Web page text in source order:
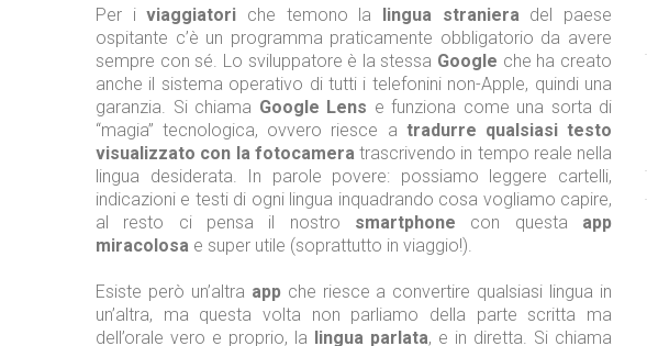
Per iviaggiatori che temono la lingua stranieradel paese
ospitante c’è un programma praticamente obbligatorio da avere
sempre con sé. Lo sviluppatore è la stessa Google che ha creato
anche il sistema operativo di tutti i telefonini non-Apple, quindi una
garanzia. Si chiama Google Lens e funziona come una sorta di
“magia” tecnologica, ovvero riesce a tradurre qualsiasi testo
visualizzato con la fotocameratrascrivendo in tempo reale nella
lingua desiderata. In parole povere: possiamo leggere cartelli,
indicazioni e testi di ogni lingua inquadrando cosa vogliamo capire,
al resto ci pensa il nostro smartphone con questa app
miracolosa e super utile (soprattutto in viaggio!).
Esiste però un’altra appche riesce a convertire qualsiasi lingua in
un’altra, ma questa volta non parliamo della parte scritta ma
dell’orale vero e proprio, la
lingua parlata, e in diretta. Si chiama